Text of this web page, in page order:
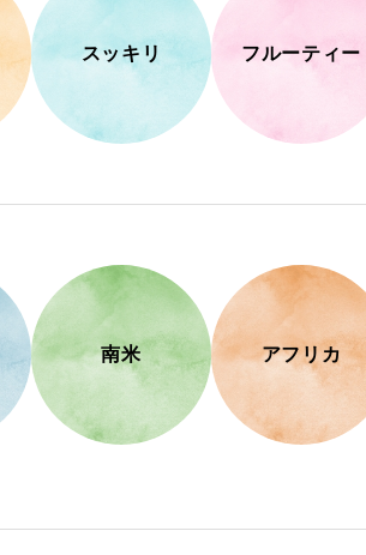
スッキリ フルーティー
南米 アフリカ